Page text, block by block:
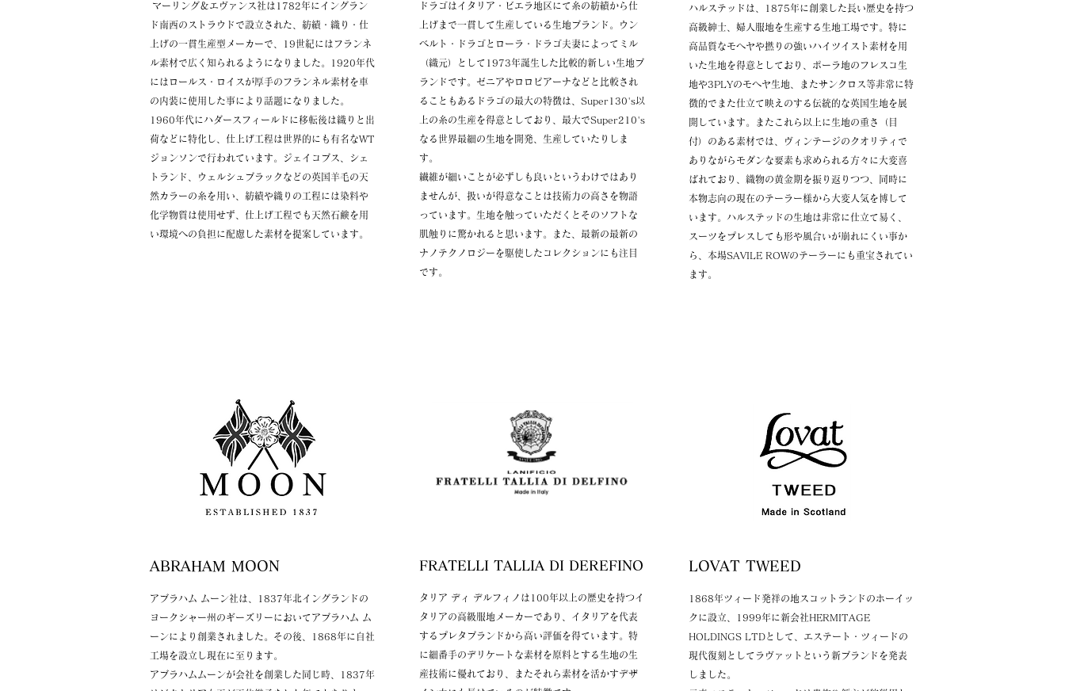
マーリング＆エヴァンス社は1782年にイングラン
ド南西のストラウドで設立された、紡績・織り・仕
上げの一貫生産型 メーカーで、19世紀にはフランネ
ル素材で広く知られるようになりました。1920年代
にはロールス・ロイスが厚手のフランネル素材を車
の内装に使用した事により話題になりました。
1960年代にハダースフィールドに移転後は織りと出
荷などに特化し、仕上げ工程は世界的にも有名なWT
ジョンソンで行われています。ジェイコブス、シェ
トランド、ウェルシュブラックなどの英国羊毛の天
然カラーの糸を用い、紡績や織りの工程には染料や
化学物質は使用せず、仕上げ工程でも天然石鹸を用
い環境への負担に配慮した素材を提案しています。
ドラゴはイタリア・ビエラ地区にて糸の紡績から仕
上げまで一貫して生産している生地ブランド。ウン
ベルト・ドラゴとローラ・ドラゴ夫妻によってミル
（織元）として1973年誕生した比較的新しい生地ブ
ランドです。ゼニアやロロピアーナなどと比較され
ることもあるドラゴの最大の特徴は、Super130's以
上の糸の生産を得意としており、最大でSuper210's
なる世界最細の生地を開発、生産していたりしま
す。
繊維が細いことが必ずしも良いというわけではあり
ませんが、扱いが得意なことは技術力の高さを物語
っています。生地を触っていただくとそのソフトな
肌触りに驚かれると思います。また、最新の最新の
ナノテクノロジーを駆使したコレクションにも注目
です。
ハルステッドは、1875年に創業した長い歴史を持つ
高級紳士、婦人服地を生産する生地工場です。特に
高品質なモヘヤや撚りの強いハイツイスト素材を用
いた生地を得意としており、ポーラ地のフレスコ生
地や3PLYのモヘヤ生地、またサンクロス等非常に特
徴的でまた仕立て映えのする伝統的な英国生地を展
開しています。またこれら以上に生地の重さ（目
付）のある素材では、ヴィンテージのクオリティで
ありながらモダンな要素も求められる方々に大変喜
ばれており、織物の黄金期を振り返りつつ、同時に
本物志向の現在のテーラー様から大変人気を博して
います。ハルステッドの生地は非常に仕立て易く、
スーツをプレスしても形や風合いが崩れにくい事か
ら、本場SAVILE ROWのテーラーにも重宝されてい
ます。
​ABRAHAM MOON
アブラハム ムーン社は、1837年北イングランドの
ヨークシャー州のギーズリーにおいてアブラハム ム
ーンにより創業されました。その後、1868年に自社
工場を設立し現在に至ります。
アブラハムムーンが会社を創業した同じ時、1837年
​FRATELLI TALLIA DI DEREFINO
タリア ディ デルフィノは100年以上の歴史を持つイ
タリアの高級服地メーカーであり、イタリアを代表
するプレタブランドから高い評価を得ています。特
に細番手のデリケートな素材を原料とする生地の生
産技術に優れており、またそれら素材を活かすデザ
​LOVAT TWEED
1868年ツィード発祥の地スコットランドのホーイッ
クに設立、1999年に新会社HERMITAGE
HOLDINGS LTDとして、エステート・ツィードの
現代復刻としてラヴァットという新ブランドを発表
しました。